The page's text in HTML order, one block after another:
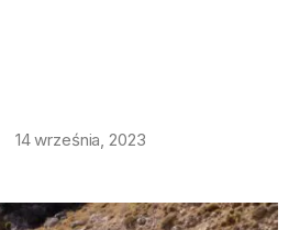
14 września, 2023